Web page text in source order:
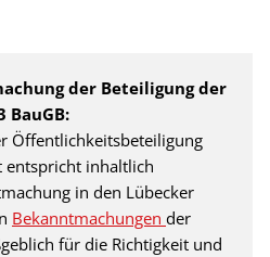
der Beteiligung der
BauGB:
Öffentlichkeitsbeteiligung
entspricht inhaltlich
in den Lübecker
Bekanntmachungen der
für die Richtigkeit und